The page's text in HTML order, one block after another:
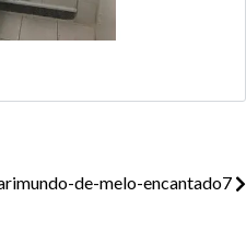
de-melo-encantado7